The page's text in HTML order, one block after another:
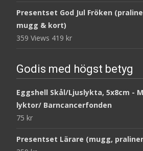
Presentset God Jul Fröken
mugg & kort)
359 Views 419 kr
Godis med högst betyg
Eggshell Skål/Ljuslykta, 5x8cm -
lyktor/ Barncancerfonden
75 kr
Presentset Lärare (mugg,